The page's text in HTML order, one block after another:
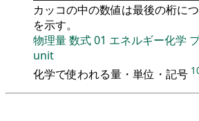
カッコの中の数値は最後の桁に
を示す。
物理量数式01 エネルギー化学
unit
化学で使われる量・単位・記号